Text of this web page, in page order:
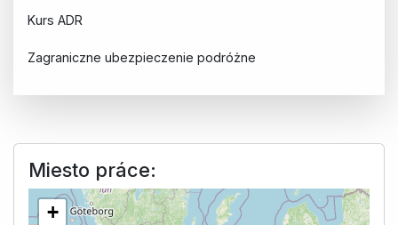
Kurs ADR
Zagraniczne ubezpieczenie podróżne
Miesto práce:
+